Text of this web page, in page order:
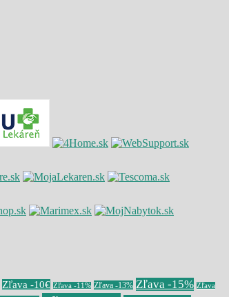
Zľava -10€ Zľava -11% Zľava -13% Zľava -15% Zľava